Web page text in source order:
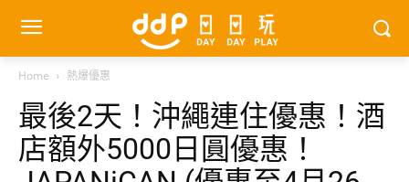
Home 熱爆優惠
最後2天！沖繩連住優惠！酒
店額外5000日圓優惠！